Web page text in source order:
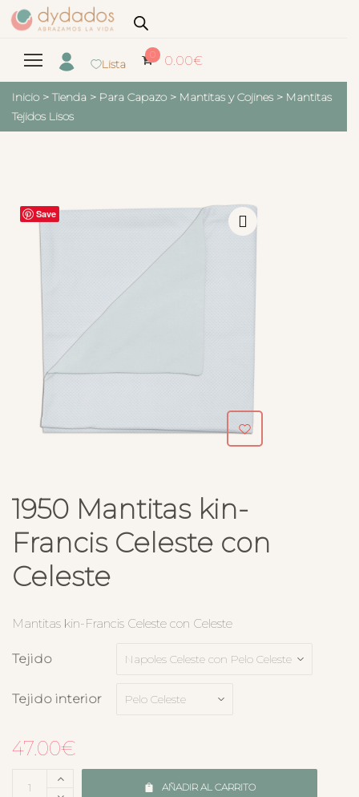
Lista
0 0.00€
Inicio > Tienda > Para Capazo > Mantitas y Cojines > Mantitas
Tejidos Lisos
Save
1950 Mantitas kin-
Francis Celeste con
Celeste
Mantitas kin-Francis Celeste con Celeste
Tejido
Tejido interior
47.00€
AÑADIR AL CARRITO